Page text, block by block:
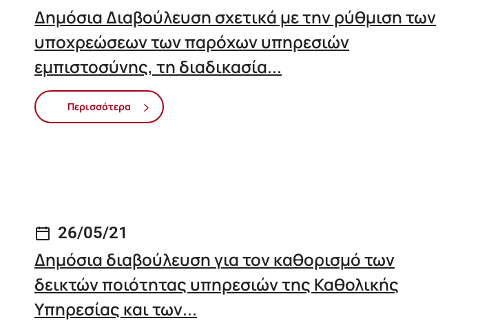
Δημόσια Διαβούλευση σχετικά με την ρύθμιση των
υποχρεώσεων των παρόχων υπηρεσιών
εμπιστοσύνης, τη διαδικασία...
Περισσότερα
26/05/21
Δημόσια διαβούλευση για τον καθορισμό των
δεικτών ποιότητας υπηρεσιών της Καθολικής
Υπηρεσίας και των...